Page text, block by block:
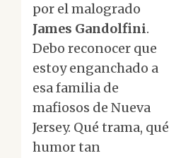
por el malogrado
James Gandolfini.
Debo reconocer que
estoy enganchado a
esa familia de
mafiosos de Nueva
Jersey. Qué trama, qué
humor tan